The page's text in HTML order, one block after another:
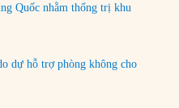
Quốc nhằm thống trị khu
dự hỗ trợ phòng không cho